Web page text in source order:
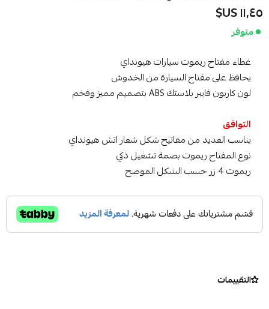
١١٫٤٥ US$
متوفر
غطاء مفتاح ريموت سيارات هيونداي
يحافظ على مفتاح السيارة من الخدوش
لون كاربون فايبر بلاستك ABS بتصميم مميز وفخم
التوافق
يناسب العديد من مفاتيح شكل شعار اتش هيونداي
نوع المفتاح ريموت بصمة تشغيل ذكي
ريموت 4 زر حسب الشكل الموضح
التقييمات